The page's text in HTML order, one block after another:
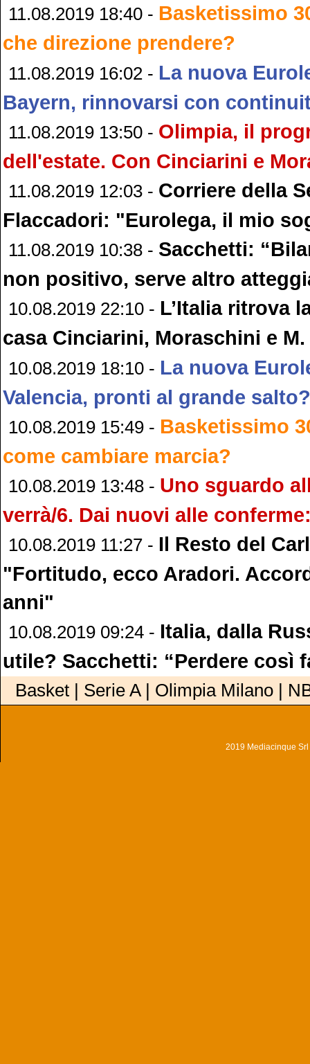
11.08.2019 18:40 - Basketissimo
che direzione prendere?
11.08.2019 16:02 - La nuova
Bayern, rinnovarsi con
11.08.2019 13:50 - Olimpia, il
dell'estate. Con Cinciarini e
11.08.2019 12:03 - Corriere della
Flaccadori: "Eurolega, il mio
11.08.2019 10:38 - Sacchetti:
non positivo, serve altro
10.08.2019 22:10 - L’Italia ritrova
casa Cinciarini, Moraschini e
10.08.2019 18:10 - La nuova
Valencia, pronti al grande salto?
10.08.2019 15:49 - Basketissimo
come cambiare marcia?
10.08.2019 13:48 - Uno sguardo
verrà/6. Dai nuovi alle
10.08.2019 11:27 - Il Resto del
"Fortitudo, ecco Aradori.
anni"
10.08.2019 09:24 - Italia, dalla
utile? Sacchetti: “Perdere così
Basket | Serie A | Olimpia Milano |
2019 Mediacinque Srl